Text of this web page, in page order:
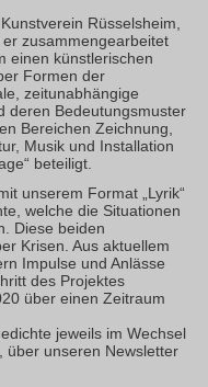
Rüsselsheim,
zusammengearbeitet
einen künstlerischen
Formen der
zeitunabhängige
deren Bedeutungsmuster
Bereichen Zeichnung,
Musik und Installation
beteiligt.
unserem Format „Lyrik“
welche die Situationen
Diese beiden
Krisen. Aus aktuellem
Impulse und Anlässe
des Projektes
über einen Zeitraum
jeweils im Wechsel
über unseren Newsletter